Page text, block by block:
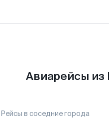
Авиарейсы из
Рейсы в соседние города